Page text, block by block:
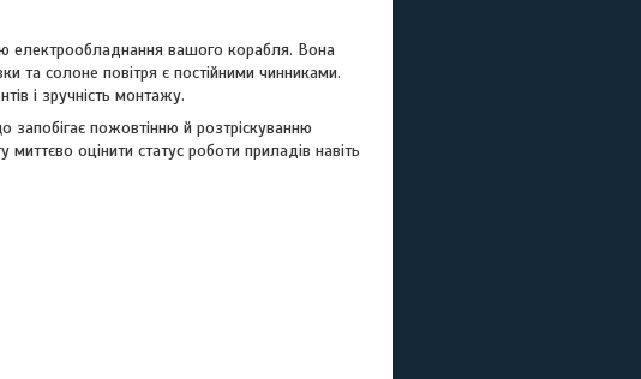
електрообладнання вашого корабля. Вона
та солоне повітря є постійними чинниками.
і зручність монтажу.
запобігає пожовтінню й розтріскуванню
оцінити статус роботи приладів навіть